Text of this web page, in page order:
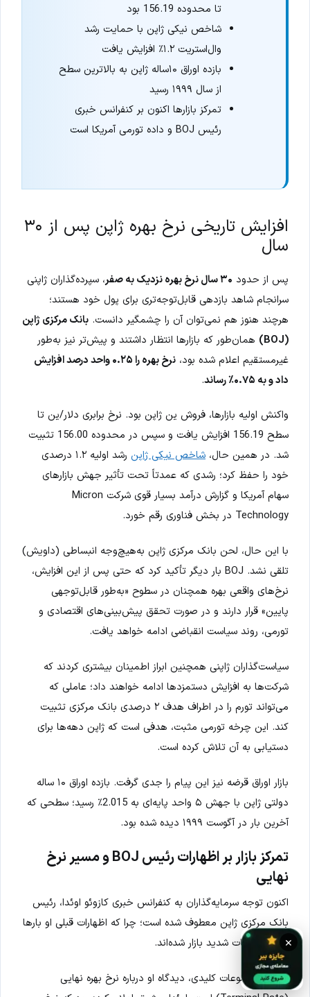
تا محدوده 156.19 بود
شاخص نیکی ژاپن با حمایت رشد
وال‌استریت ۱.۲٪ افزایش یافت
بازده اوراق ۱۰ساله ژاپن به بالاترین سطح
از سال ۱۹۹۹ رسید
تمرکز بازارها اکنون بر کنفرانس خبری
رئیس BOJ و داده تورمی آمریکا است
افزایش تاریخی نرخ بهره ژاپن پس از ۳۰
سال
پس از حدود ۳۰ سال نرخ بهره نزدیک به صفر
، سپرده‌گذاران ژاپنی
سرانجام شاهد بازدهی قابل‌توجه‌تری برای پول خود هستند؛
هرچند هنوز هم نمی‌توان آن را چشمگیر دانست. بانک مرکزی ژاپن
(BOJ)
همان‌طور که بازارها انتظار داشتند و پیش‌تر نیز به‌طور
غیرمستقیم اعلام شده بود،
نرخ بهره را ۰.۲۵ واحد درصد افزایش
داد و به ۰.۷۵٪ رساند
.
واکنش اولیه بازارها، فروش ین ژاپن بود. نرخ برابری دلار/ین تا
سطح 156.19 افزایش یافت و سپس در محدوده 156.00 تثبیت
شد. در همین حال، شاخص نیکی ژاپن
رشد اولیه ۱.۲ درصدی
خود را حفظ کرد؛ رشدی که عمدتاً تحت تأثیر جهش بازارهای
سهام آمریکا و گزارش درآمد بسیار قوی شرکت Micron
Technology در بخش فناوری رقم خورد.
با این حال، لحن بانک مرکزی ژاپن به‌هیچ‌وجه انبساطی (داویش)
تلقی نشد. BOJ بار دیگر تأکید کرد که حتی پس از این افزایش،
نرخ‌های واقعی بهره همچنان در سطوح «به‌طور قابل‌توجهی
پایین» قرار دارند و در صورت تحقق پیش‌بینی‌های اقتصادی و
تورمی، روند سیاست انقباضی ادامه خواهد یافت.
سیاست‌گذاران ژاپنی همچنین ابراز اطمینان بیشتری کردند که
شرکت‌ها به افزایش دستمزدها ادامه خواهند داد؛ عاملی که
می‌تواند تورم را در اطراف هدف ۲ درصدی بانک مرکزی تثبیت
کند. این چرخه تورمی مثبت، هدفی است که ژاپن دهه‌ها برای
دستیابی به آن تلاش کرده است.
بازار اوراق قرضه نیز این پیام را جدی گرفت. بازده اوراق ۱۰ ساله
دولتی ژاپن با جهش ۵ واحد پایه‌ای به 2.015٪ رسید؛ سطحی که
آخرین بار در آگوست ۱۹۹۹ دیده شده بود.
تمرکز بازار بر اظهارات رئیس BOJ و مسیر نرخ
نهایی
اکنون توجه سرمایه‌گذاران به کنفرانس خبری کازوئو اوئدا، رئیس
بانک مرکزی ژاپن معطوف شده است؛ چرا که اظهارات قبلی او بارها
باعث نوسانات شدید بازار شده‌اند.
یکی از موضوعات کلیدی، دیدگاه او درباره نرخ بهره نهایی
×